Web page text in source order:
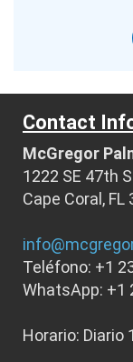
Contact
McGregor
1222 SE 47th
Cape Coral, FL
Teléfono: +1
WhatsApp: +1
Horario: Diario